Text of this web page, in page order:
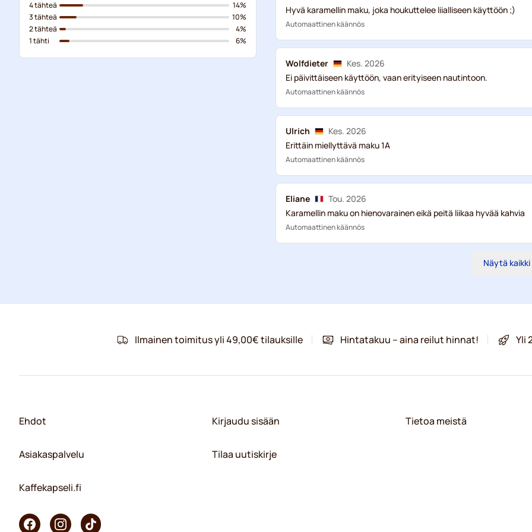
4 tähteä
3 tähteä
2 tähteä
1 tähti
14%
10%
4%
6%
Hyvä karamellin maku, joka houkuttelee liialliseen käyttöön ;)
Automaattinen käännös
Wolfdieter
Kes. 2026
Ei päivittäiseen käyttöön, vaan erityiseen nautintoon.
Automaattinen käännös
Ulrich
Kes. 2026
Erittäin miellyttävä maku 1A
Automaattinen käännös
Eliane
Tou. 2026
Karamellin maku on hienovarainen eikä peitä liikaa hyvää kahvia
Automaattinen käännös
Näytä
Ilmainen toimitus yli 49,00€ tilauksille Hintatakuu – aina reilut hinnat! Yli
Ehdot
Asiakaspalvelu
Kaffekapseli.fi
Kirjaudu sisään
Tilaa uutiskirje
Tietoa meistä